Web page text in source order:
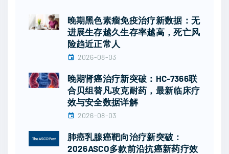
晚期黑色素瘤免疫治疗新数据：无
进展生存越久生存率越高，死亡风
险趋近正常人
2026-08-03
晚期肾癌治疗新突破：HC-7366联
合贝组替凡攻克耐药，最新临床疗
效与安全数据详解
2026-08-03
肺癌乳腺癌靶向治疗新突破：
2026ASCO多款前沿抗癌新药疗效